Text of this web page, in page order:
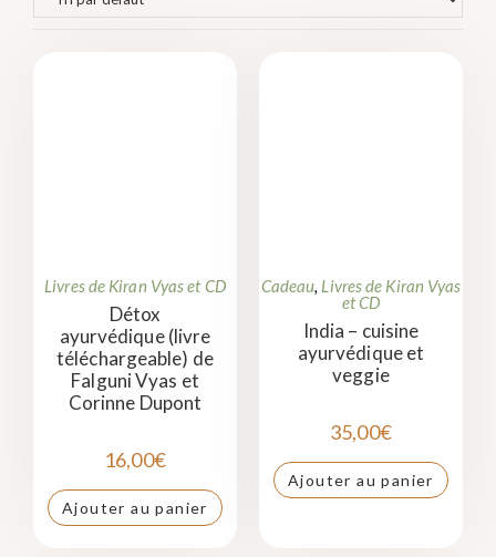
Livres de Kiran Vyas et CD
Détox
ayurvédique (livre
téléchargeable) de
Falguni Vyas et
Corinne Dupont
16,00€
Ajouter au panier
Cadeau, Livres de Kiran Vyas
et CD
India – cuisine
ayurvédique et
veggie
35,00€
Ajouter au panier